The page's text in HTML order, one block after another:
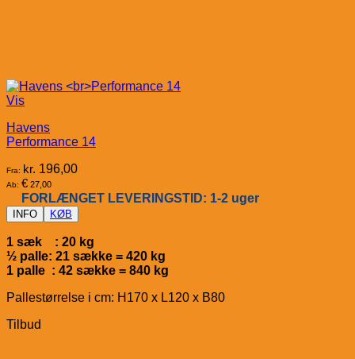
Vis
Havens
Performance 14
Fra: kr. 196,00
Ab: € 27,00
FORLÆNGET LEVERINGSTID: 1-2 uger
INFO KØB
1 sæk : 20 kg
½ palle: 21 sække = 420 kg
1 palle : 42 sække = 840 kg
Pallestørrelse i cm: H170 x L120 x B80
Tilbud